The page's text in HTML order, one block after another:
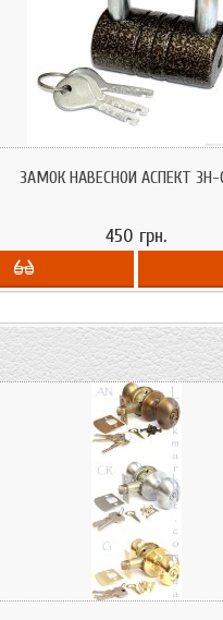
ЗАМОК НАВЕСНОЙ АСПЕКТ
450 грн.